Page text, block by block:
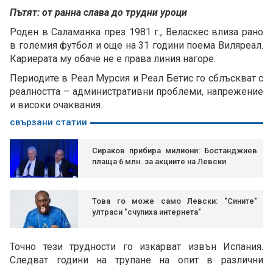
Пътят: от ранна слава до трудни уроци
Роден в Саламанка през 1981 г., Веласкес влиза рано
в големия футбол и още на 31 години поема Виляреал.
Кариерата му обаче не е права линия нагоре.
Периодите в Реал Мурсия и Реал Бетис го сблъскват с
реалността – административни проблеми, напрежение
и високи очаквания.
свързани статии
Сираков прибира милиони: Бостанджиев
плаща 6 млн. за акциите на Левски
Това го може само Левски: "Сините"
ултраси "счупиха интернета"
Точно тези трудности го изкарват извън Испания.
Следват години на трупане на опит в различни